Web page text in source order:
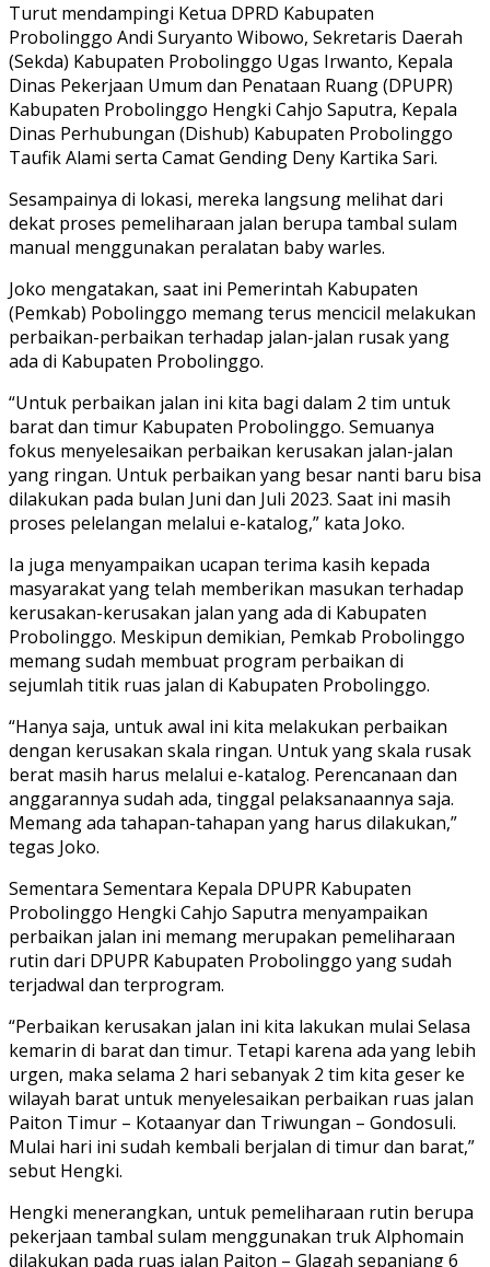
Turut mendampingi Ketua DPRD Kabupaten
Probolinggo Andi Suryanto Wibowo, Sekretaris Daerah
(Sekda) Kabupaten Probolinggo Ugas Irwanto, Kepala
Dinas Pekerjaan Umum dan Penataan Ruang (DPUPR)
Kabupaten Probolinggo Hengki Cahjo Saputra, Kepala
Dinas Perhubungan (Dishub) Kabupaten Probolinggo
Taufik Alami serta Camat Gending Deny Kartika Sari.
Sesampainya di lokasi, mereka langsung melihat dari
dekat proses pemeliharaan jalan berupa tambal sulam
manual menggunakan peralatan baby warles.
Joko mengatakan, saat ini Pemerintah Kabupaten
(Pemkab) Pobolinggo memang terus mencicil melakukan
perbaikan-perbaikan terhadap jalan-jalan rusak yang
ada di Kabupaten Probolinggo.
“Untuk perbaikan jalan ini kita bagi dalam 2 tim untuk
barat dan timur Kabupaten Probolinggo. Semuanya
fokus menyelesaikan perbaikan kerusakan jalan-jalan
yang ringan. Untuk perbaikan yang besar nanti baru bisa
dilakukan pada bulan Juni dan Juli 2023. Saat ini masih
proses pelelangan melalui e-katalog,” kata Joko.
Ia juga menyampaikan ucapan terima kasih kepada
masyarakat yang telah memberikan masukan terhadap
kerusakan-kerusakan jalan yang ada di Kabupaten
Probolinggo. Meskipun demikian, Pemkab Probolinggo
memang sudah membuat program perbaikan di
sejumlah titik ruas jalan di Kabupaten Probolinggo.
“Hanya saja, untuk awal ini kita melakukan perbaikan
dengan kerusakan skala ringan. Untuk yang skala rusak
berat masih harus melalui e-katalog. Perencanaan dan
anggarannya sudah ada, tinggal pelaksanaannya saja.
Memang ada tahapan-tahapan yang harus dilakukan,”
tegas Joko.
Sementara Sementara Kepala DPUPR Kabupaten
Probolinggo Hengki Cahjo Saputra menyampaikan
perbaikan jalan ini memang merupakan pemeliharaan
rutin dari DPUPR Kabupaten Probolinggo yang sudah
terjadwal dan terprogram.
“Perbaikan kerusakan jalan ini kita lakukan mulai Selasa
kemarin di barat dan timur. Tetapi karena ada yang lebih
urgen, maka selama 2 hari sebanyak 2 tim kita geser ke
wilayah barat untuk menyelesaikan perbaikan ruas jalan
Paiton Timur – Kotaanyar dan Triwungan – Gondosuli.
Mulai hari ini sudah kembali berjalan di timur dan barat,”
sebut Hengki.
Hengki menerangkan, untuk pemeliharaan rutin berupa
pekerjaan tambal sulam menggunakan truk Alphomain
dilakukan pada ruas jalan Paiton – Glagah sepanjang 6